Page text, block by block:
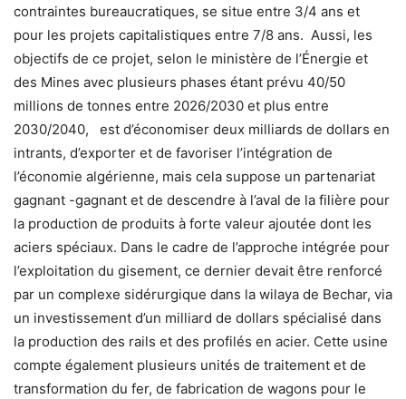
contraintes bureaucratiques, se situe entre 3/4 ans et
pour les projets capitalistiques entre 7/8 ans. Aussi, les
objectifs de ce projet, selon le ministère de l’Énergie et
des Mines avec plusieurs phases étant prévu 40/50
millions de tonnes entre 2026/2030 et plus entre
2030/2040, est d’économiser deux milliards de dollars en
intrants, d’exporter et de favoriser l’intégration de
l’économie algérienne, mais cela suppose un partenariat
gagnant -gagnant et de descendre à l’aval de la filière pour
la production de produits à forte valeur ajoutée dont les
aciers spéciaux. Dans le cadre de l’approche intégrée pour
l’exploitation du gisement, ce dernier devait être renforcé
par un complexe sidérurgique dans la wilaya de Bechar, via
un investissement d’un milliard de dollars spécialisé dans
la production des rails et des profilés en acier. Cette usine
compte également plusieurs unités de traitement et de
transformation du fer, de fabrication de wagons pour le